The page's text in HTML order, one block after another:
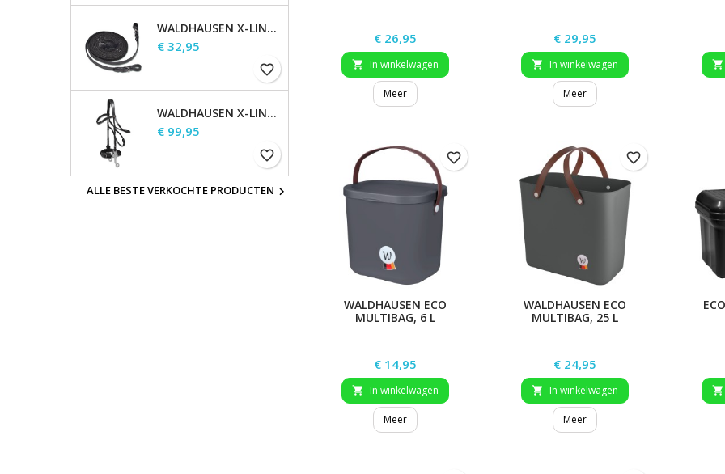
WALDHAUSEN X-LINE LANGE TEUGELS
Prijs
€ 32,95
favorite_border
WALDHAUSEN X-LINE HACKAMORE HOOFDSTEL
Prijs
€ 99,95
favorite_border
ALLE BESTE VERKOCHTE PRODUCTEN 
Prijs
€ 26,95
 In winkelwagen
Meer
Prijs
€ 29,95
 In winkelwagen
Meer

WALDHAUSEN ECO
MULTIBAG, 6 L
Prijs
€ 14,95
 In winkelwagen
Meer
favorite_border
WALDHAUSEN ECO
MULTIBAG, 25 L
Prijs
€ 24,95
 In winkelwagen
Meer
favorite_border
